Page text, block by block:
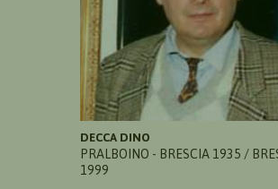
DECCA DINO
PRALBOINO - BRESCIA 1935 /
1999